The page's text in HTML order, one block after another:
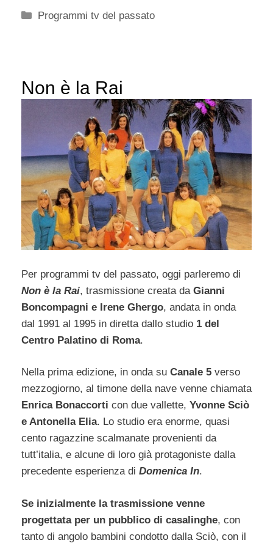
Categorie
Programmi tv del passato
Non è la Rai
Per programmi tv del passato, oggi parleremo di
Non è la Rai, trasmissione creata da Gianni
Boncompagni e Irene Ghergo, andata in onda
dal 1991 al 1995 in diretta dallo studio 1 del
Centro Palatino di Roma.
Nella prima edizione, in onda su Canale 5 verso
mezzogiorno, al timone della nave venne chiamata
Enrica Bonaccorti con due vallette, Yvonne Sciò
e Antonella Elia. Lo studio era enorme, quasi
cento ragazzine scalmanate provenienti da
tutt’italia, e alcune di loro già protagoniste dalla
precedente esperienza di Domenica In.
Se inizialmente la trasmissione venne
progettata per un pubblico di casalinghe, con
tanto di angolo bambini condotto dalla Sciò, con il